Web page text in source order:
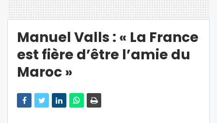
Manuel Valls : « La France
est fière d’être l’amie du
Maroc »